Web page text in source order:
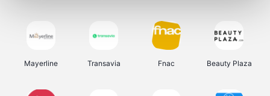
Mayerline Transavia Fnac Beauty Plaza